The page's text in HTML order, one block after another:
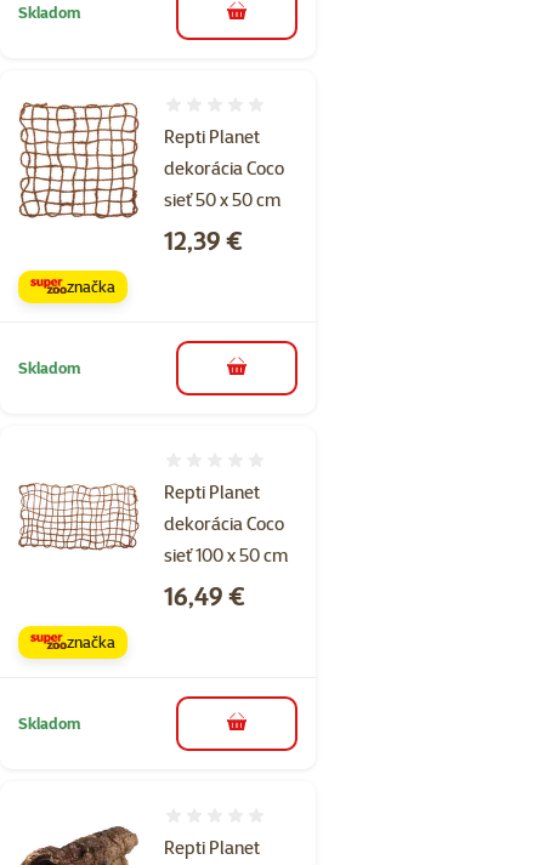
Skladom do košíka
Repti Planet
dekorácia Coco
sieť 50 x 50 cm
Cena
12,39 €
značka
Skladom do košíka
Repti Planet
dekorácia Coco
sieť 100 x 50 cm
Cena
16,49 €
značka
Skladom do košíka
Repti Planet